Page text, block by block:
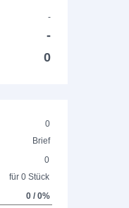
-
-
0
0
Brief
0
für 0 Stück
0 / 0%